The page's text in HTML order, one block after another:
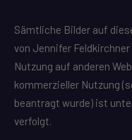
Sämtliche Bilder auf
von Jennifer
Nutzung auf anderen
kommerzieller Nutzung
beantragt wurde) ist
verfolgt.